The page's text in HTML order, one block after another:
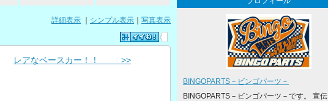
詳細表示 シンプル表示 写真表示
レアなベースカー！！ >>
BINGOPARTS－ビンゴパーツ－
BINGOPARTS－ビンゴパーツ－です。 宣